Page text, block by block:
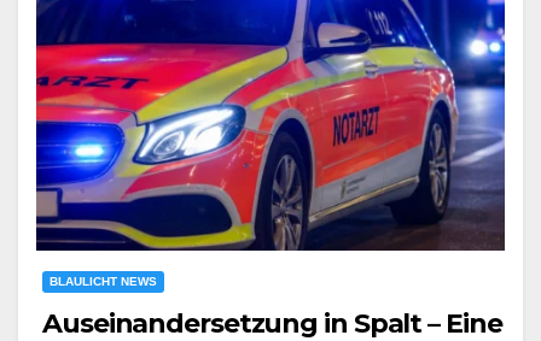
BLAULICHT NEWS
Auseinandersetzung in Spalt – Eine